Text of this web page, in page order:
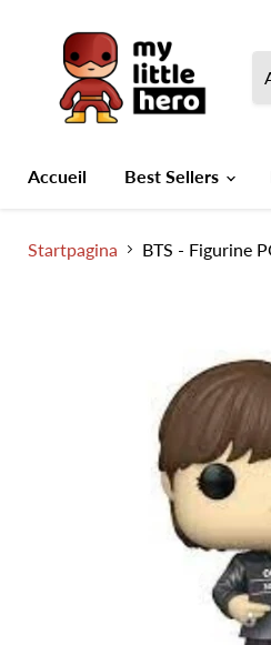
Accueil Best Sellers
Startpagina BTS - Figurine